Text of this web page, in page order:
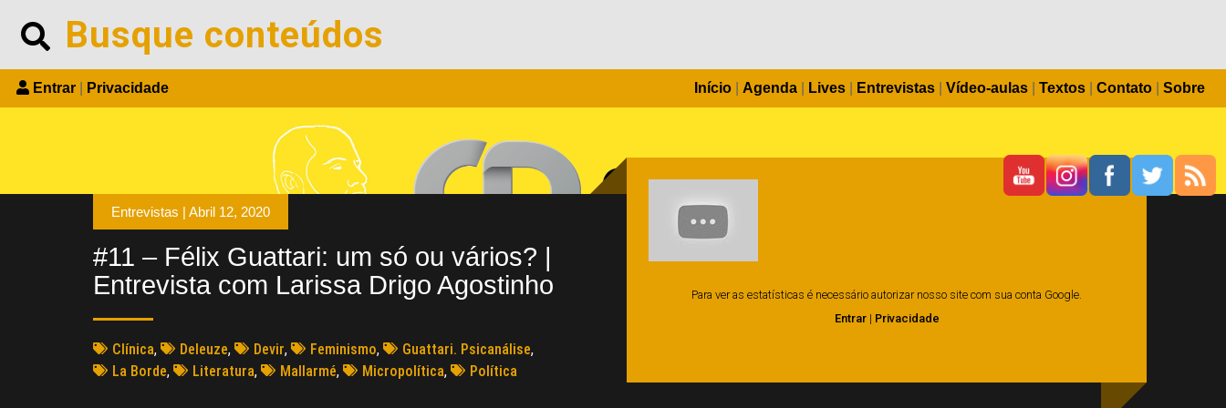
Início Agenda Lives Entrevistas Vídeo-aulas Textos Contato Sobre
Entrar Privacidade
Entrevistas | Abril 12, 2020
#11 – Félix Guattari: um só ou vários? |
Entrevista com Larissa Drigo Agostinho
Clínica, Deleuze, Devir, Feminismo, Guattari. Psicanálise,
La Borde, Literatura, Mallarmé, Micropolítica, Política
Para ver as estatísticas é necessário autorizar nosso site com sua conta Google.
Entrar| Privacidade